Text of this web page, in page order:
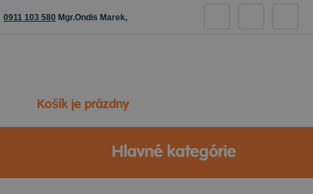
0911 103 580 Mgr.Ondis Marek,
Košík je prázdny
Hlavné kategórie